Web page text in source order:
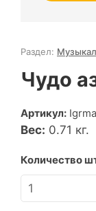
Раздел:
Чудо
Артикул:
Вес: 0.71 кг.
Количество